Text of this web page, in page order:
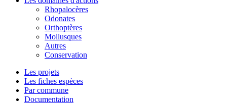
Rhopalocères
Odonates
Orthoptères
Mollusques
Autres
Conservation
Les projets
Les fiches espèces
Par commune
Documentation